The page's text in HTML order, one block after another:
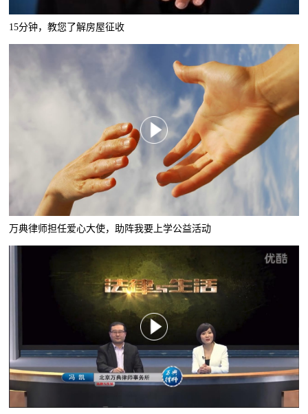
15分钟，教您了解房屋征收
万典律师担任爱心大使，助阵我要上学公益活动